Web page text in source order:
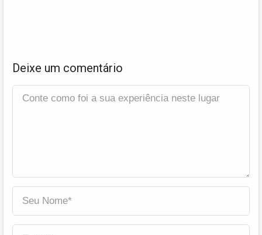
Deixe um comentário